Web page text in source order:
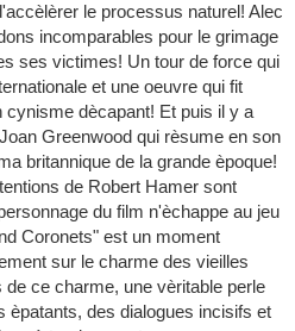
le processus naturel! Alec
incomparables pour le grimage
ses victimes! Un tour de force qui
et une oeuvre qui fit
dècapant! Et puis il y a
Greenwood qui rèsume en son
britannique de la grande èpoque!
de Robert Hamer sont
du film n'èchappe au jeu
Coronets" est un moment
sur le charme des vieilles
ce charme, une vèritable perle
èpatants, des dialogues incisifs et